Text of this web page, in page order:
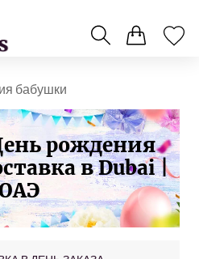
бабушки
рождения
в Dubai |